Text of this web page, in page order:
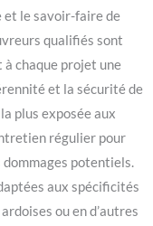
et le savoir-faire de
qualifiés sont
à chaque projet une
et la sécurité de
plus exposée aux
régulier pour
potentiels.
aux spécificités
ou en d’autres